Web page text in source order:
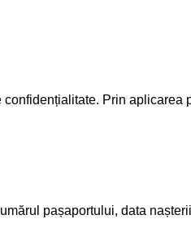
Prin aplicarea
pașaportului, data